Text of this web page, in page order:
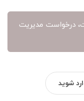
درخواست مدیریت
شوید